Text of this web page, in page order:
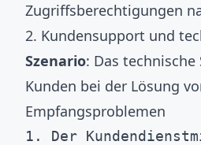
Zugriffsberechtigungen
2. Kundensupport und
Szenario: Das
Kunden bei der Lösung
Empfangsproblemen
1. Der